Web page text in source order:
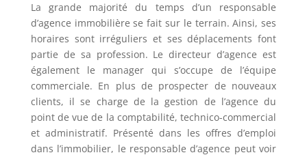
La grande majorité du temps d’un responsable
d’agence immobilière se fait sur le terrain. Ainsi, ses
horaires sont irréguliers et ses déplacements font
partie de sa profession. Le directeur d’agence est
également le manager qui s’occupe de l’équipe
commerciale. En plus de prospecter de nouveaux
clients, il se charge de la gestion de l’agence du
point de vue de la comptabilité, technico-commercial
et administratif. Présenté dans les offres d’emploi
dans l’immobilier, le responsable d’agence peut voir